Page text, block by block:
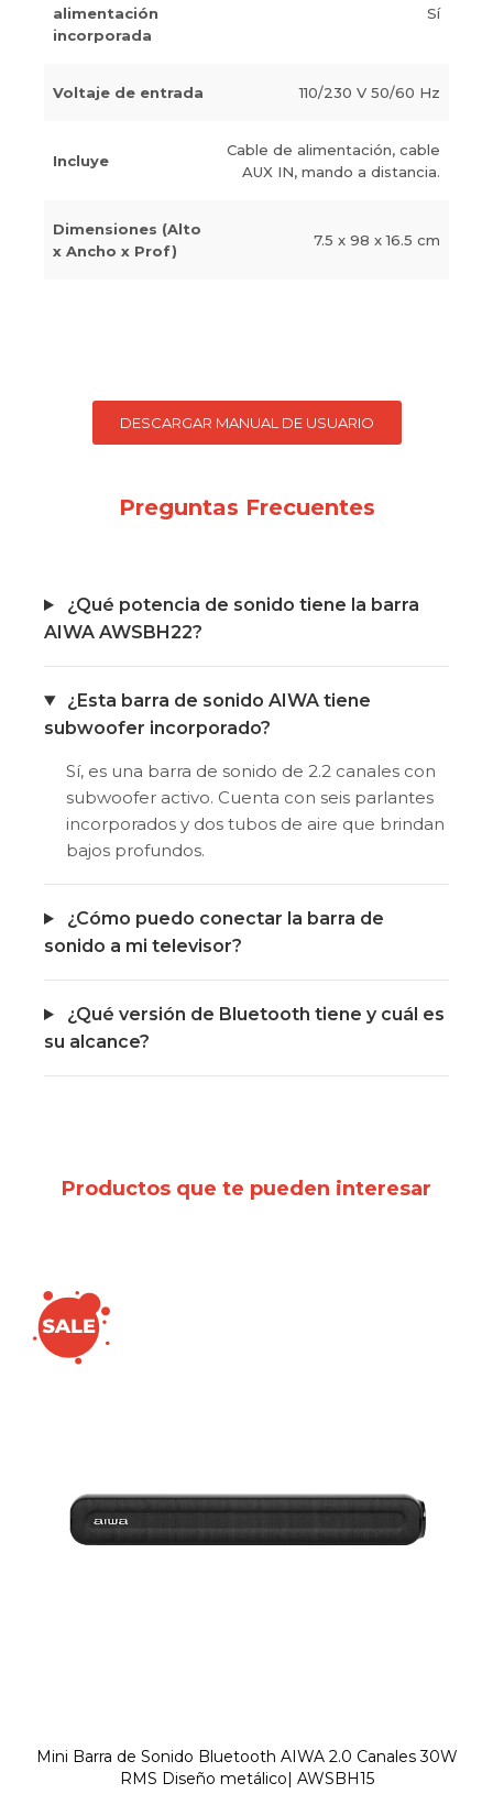
alimentación
incorporada
Sí
Voltaje de entrada 110/230 V 50/60 Hz
Incluye
Cable de alimentación, cable
AUX IN, mando a distancia.
Dimensiones (Alto
x Ancho x Prof)
7.5 x 98 x 16.5 cm
DESCARGAR MANUAL DE USUARIO
Preguntas Frecuentes
¿Qué potencia de sonido tiene la barra
AIWA AWSBH22?
¿Esta barra de sonido AIWA tiene
subwoofer incorporado?
Sí, es una barra de sonido de 2.2 canales con
subwoofer activo. Cuenta con seis parlantes
incorporados y dos tubos de aire que brindan
bajos profundos.
¿Cómo puedo conectar la barra de
sonido a mi televisor?
¿Qué versión de Bluetooth tiene y cuál es
su alcance?
Productos que te pueden interesar
Mini Barra de Sonido Bluetooth AIWA 2.0 Canales 30W
RMS Diseño metálico| AWSBH15